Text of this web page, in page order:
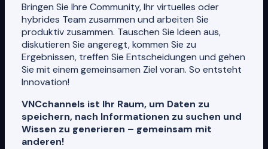
Bringen Sie Ihre Community, Ihr virtuelles oder
hybrides Team zusammen und arbeiten Sie
produktiv zusammen. Tauschen Sie Ideen aus,
diskutieren Sie angeregt, kommen Sie zu
Ergebnissen, treffen Sie Entscheidungen und gehen
Sie mit einem gemeinsamen Ziel voran. So entsteht
Innovation!
VNCchannels ist Ihr Raum, um Daten zu
speichern, nach Informationen zu suchen und
Wissen zu generieren – gemeinsam mit
anderen!